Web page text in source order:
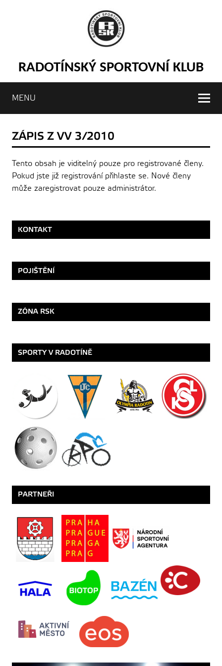
RADOTÍNSKÝ SPORTOVNÍ KLUB
MENU
ZÁPIS Z VV 3/2010
Tento obsah je viditelný pouze pro registrované členy.
Pokud jste již registrování přihlaste se. Nové členy
může zaregistrovat pouze administrátor.
KONTAKT
POJIŠTĚNÍ
ZÓNA RSK
SPORTY V RADOTÍNĚ
PARTNEŘI